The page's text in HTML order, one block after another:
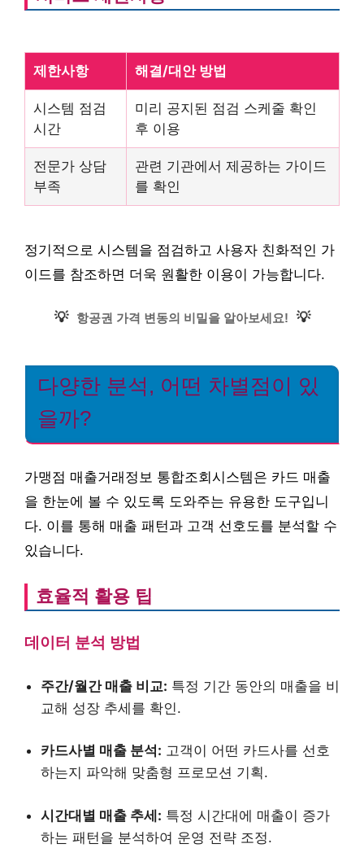
제한사항 해결/대안 방법
시스템 점검
시간
미리 공지된 점검 스케줄 확인
후 이용
전문가 상담
부족
관련 기관에서 제공하는 가이드
를 확인
정기적으로 시스템을 점검하고 사용자 친화적인 가
이드를 참조하면 더욱 원활한 이용이 가능합니다.
💡 항공권 가격 변동의 비밀을 알아보세요! 💡
다양한 분석, 어떤 차별점이 있
을까?
가맹점 매출거래정보 통합조회시스템은 카드 매출
을 한눈에 볼 수 있도록 도와주는 유용한 도구입니
다. 이를 통해 매출 패턴과 고객 선호도를 분석할 수
있습니다.
효율적 활용 팁
데이터 분석 방법
주간/월간 매출 비교: 특정 기간 동안의 매출을 비
교해 성장 추세를 확인.
카드사별 매출 분석: 고객이 어떤 카드사를 선호
하는지 파악해 맞춤형 프로모션 기획.
시간대별 매출 추세: 특정 시간대에 매출이 증가
하는 패턴을 분석하여 운영 전략 조정.